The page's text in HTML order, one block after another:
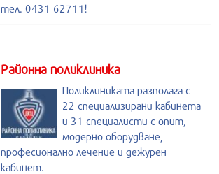
тел. 0431 62711!
Районна поликлиника
Поликлиниката разполага с
22 специализирани кабинета
и 31 специалисти с опит,
модерно оборудване,
професионално лечение и дежурен
кабинет.